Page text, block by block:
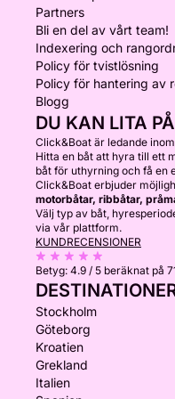
Partners
Bli en del av vårt team!
Indexering och
Policy för tvistlösning
Policy för hantering av
Blogg
DU KAN LITA
Click&Boat är ledande inom
Hitta en båt att hyra till ett
båt för uthyrning och få en
Click&Boat erbjuder
motorbåtar, ribbåtar,
Välj typ av båt,
via vår plattform.
KUNDRECENSIONER
Betyg: 4.9 / 5 beräknat på
Stockholm
Göteborg
Kroatien
Grekland
Italien